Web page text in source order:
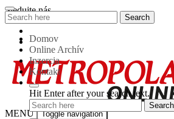
Skip
to
content
Sledujte nás
Metropola-
MENU Toggle navigation
Search
for:
Search
Domov
Online Archív
Inzercia
Kontakt
Hit Enter after your search text.